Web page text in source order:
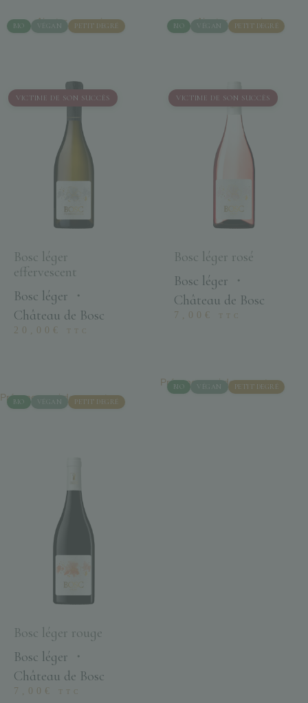
BIO VÉGAN PETIT DEGRÉ
Ajouter au panier BIO VÉGAN PETIT DEGRÉ
Ajouter au panier
VICTIME DE SON SUCCÈS
BIO VÉGAN PETIT DEGRÉ
Bosc léger
effervescent
Bosc léger ・
Château de Bosc
20,00 € TTC
Prévenez-moi de son retour
VICTIME DE SON SUCCÈS
BIO VÉGAN PETIT DEGRÉ
Bosc léger rosé
Bosc léger ・
Château de Bosc
7,00 € TTC
Prévenez-moi de son retour
Bosc léger rouge
Bosc léger ・
Château de Bosc
7,00 € TTC